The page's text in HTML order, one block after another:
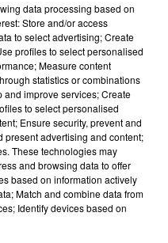
SOIR DU 3/03/23
data processing based on
Store and/or access
to select advertising; Create
profiles to select personalised
Measure content
statistics or combinations
and improve services; Create
to select personalised
Ensure security, prevent and
present advertising and content;
These technologies may
and browsing data to offer
based on information actively
Match and combine data from
Identify devices based on